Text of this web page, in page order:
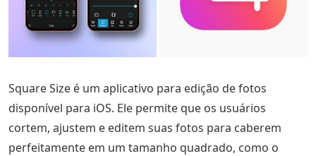
Square Size é um aplicativo para edição de fotos
disponível para iOS. Ele permite que os usuários
cortem, ajustem e editem suas fotos para caberem
perfeitamente em um tamanho quadrado, como o